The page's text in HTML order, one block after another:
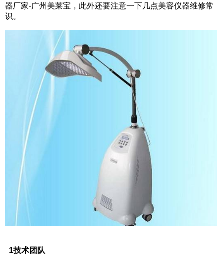
器厂家-广州美莱宝，此外还要注意一下几点美容仪器维修常
识。
1技术团队